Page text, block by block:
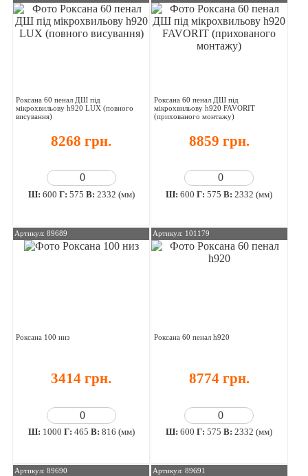
Роксана 60 пенал ДШ під
мікрохвильову h920 LUX (повного
висування)
8268 грн.
Ш: 600 Г: 575 В: 2332 (мм)
Роксана 60 пенал ДШ під
мікрохвильову h920 FAVORIT
(прихованого монтажу)
8859 грн.
Ш:600 Г:575 В:2332 (мм)
Артикул: 89689
Роксана 100 низ
3414 грн.
Ш: 1000 Г: 465 В: 816 (мм)
Артикул: 101179
Роксана 60 пенал h920
8774 грн.
Ш:600 Г:575 В:2332 (мм)
Артикул: 89690 Артикул: 89691